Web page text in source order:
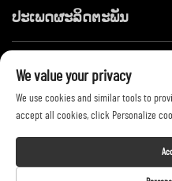
ປະເພດຜະລິດຕະພັນ
ຕິດຕໍ່ພວກເຮົາ
Copyright © 2026 by Shandong
We value your privacy
We use cookies and similar tools to
accept all cookies, click Personalize